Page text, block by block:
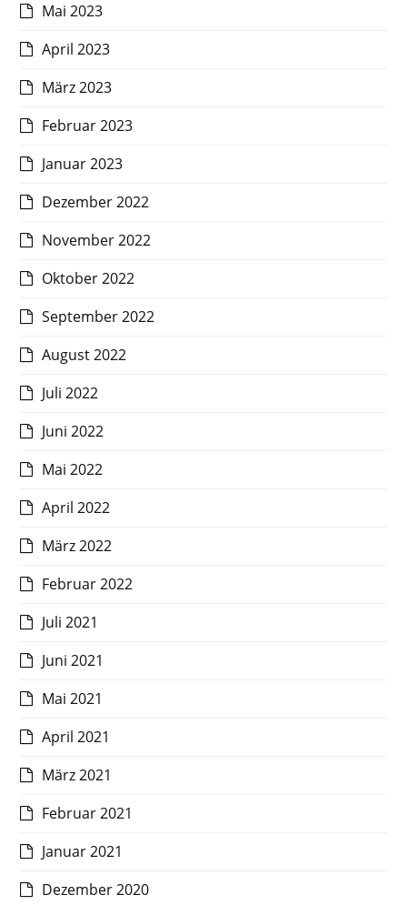
Mai 2023
April 2023
März 2023
Februar 2023
Januar 2023
Dezember 2022
November 2022
Oktober 2022
September 2022
August 2022
Juli 2022
Juni 2022
Mai 2022
April 2022
März 2022
Februar 2022
Juli 2021
Juni 2021
Mai 2021
April 2021
März 2021
Februar 2021
Januar 2021
Dezember 2020